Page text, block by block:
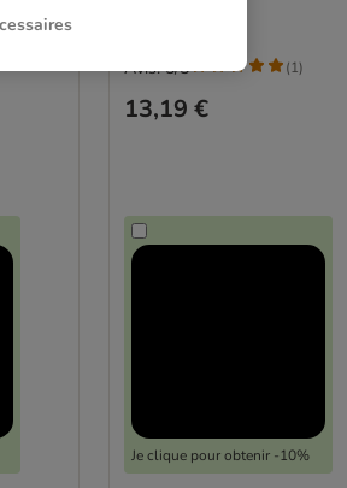
13,19 €
Je clique pour obtenir -10%
Avis: 5/5 (1)